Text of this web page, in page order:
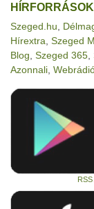
HÍRFORRÁSOK
Szeged.hu
Hírextra Szeged
Blog Szeged 365
Azonnali